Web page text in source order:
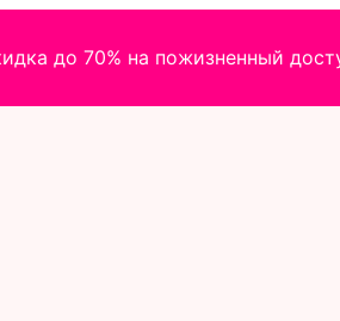
до 70% на пожизненный